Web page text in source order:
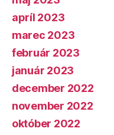
apríl 2023
marec 2023
február 2023
január 2023
december 2022
november 2022
október 2022